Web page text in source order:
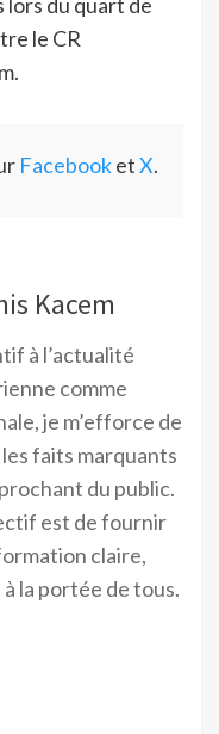
le CR
FacebooketX.
Kacem
à l’actualité
comme
je m’efforce de
faits marquants
du public.
est de fournir
claire,
la portée de tous.